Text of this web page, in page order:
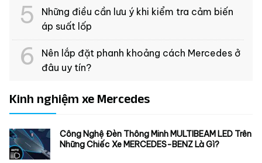
Những điều cần lưu ý khi kiểm tra cảm biến
áp suất lốp
Nên lắp đặt phanh khoảng cách Mercedes ở
đâu uy tín?
Kinh nghiệm xe Mercedes
Công Nghệ Đèn Thông Minh MULTIBEAM LED Trên
Những Chiếc Xe MERCEDES-BENZ Là Gì?